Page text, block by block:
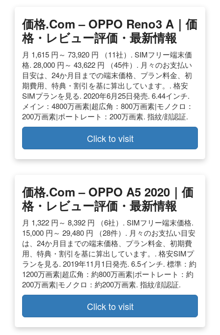
価格.com – OPPO Reno3 A｜価
格・レビュー評価・最新情報
月 1,615 円～ 73,920 円 （11社）. SIMフリー端末価
格. 28,000 円～ 43,622 円 （45件）. 月々のお支払い
目安は、24か月目までの端末価格、プラン料金、初
期費用、特典・割引を基に算出しています。. 格安
SIMプランを見る. 2020年6月25日発売. 6.44インチ.
メイン：4800万画素|超広角：800万画素|モノクロ：
200万画素|ポートレート：200万画素. 指紋/顔認証.
Click to visit
価格.com – OPPO A5 2020｜価
格・レビュー評価・最新情報
月 1,322 円～ 8,392 円 （6社）. SIMフリー端末価格.
15,000 円～ 29,480 円 （28件）. 月々のお支払い目安
は、24か月目までの端末価格、プラン料金、初期費
用、特典・割引を基に算出しています。. 格安SIMプ
ランを見る. 2019年11月1日発売. 6.5インチ. 標準：約
1200万画素|超広角：約800万画素|ポートレート：約
200万画素|モノクロ：約200万画素. 指紋/顔認証.
Click to visit